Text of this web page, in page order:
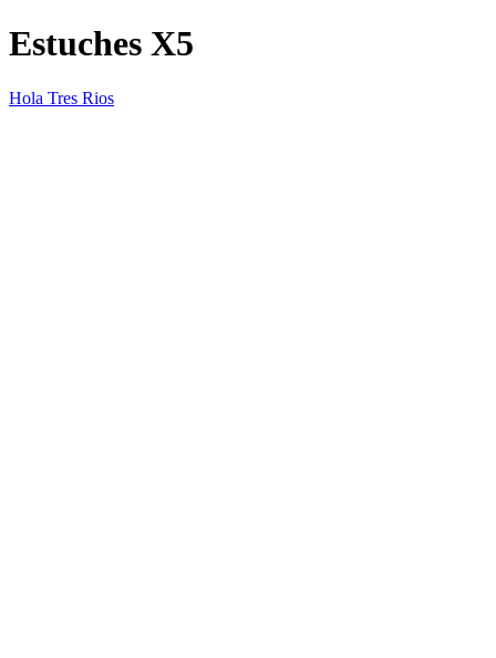
Estuches X5
Hola Tres Rios